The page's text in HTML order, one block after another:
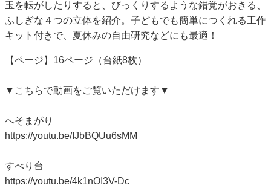
玉を転がしたりすると、びっくりするような錯覚がおきる、
ふしぎな４つの立体を紹介。子どもでも簡単につくれる工作
キット付きで、夏休みの自由研究などにも最適！
【ページ】16ページ（台紙8枚）
▼こちらで動画をご覧いただけます▼
へそまがり
https://youtu.be/IJbBQUu6sMM
すべり台
https://youtu.be/4k1nOI3V-Dc